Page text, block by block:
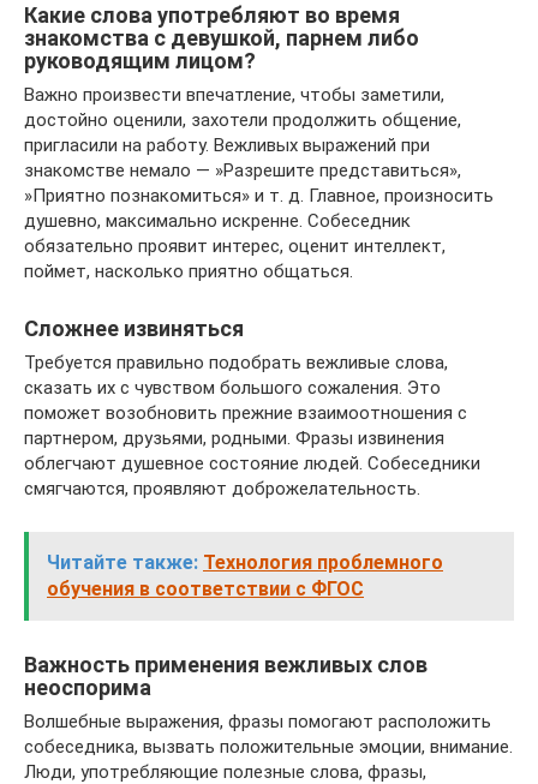
Какие слова употребляют во время
знакомства с девушкой, парнем либо
руководящим лицом?
Важно произвести впечатление, чтобы заметили,
достойно оценили, захотели продолжить общение,
пригласили на работу. Вежливых выражений при
знакомстве немало — »Разрешите представиться»,
»Приятно познакомиться» и т. д. Главное, произносить
душевно, максимально искренне. Собеседник
обязательно проявит интерес, оценит интеллект,
поймет, насколько приятно общаться.
Сложнее извиняться
Требуется правильно подобрать вежливые слова,
сказать их с чувством большого сожаления. Это
поможет возобновить прежние взаимоотношения с
партнером, друзьями, родными. Фразы извинения
облегчают душевное состояние людей. Собеседники
смягчаются, проявляют доброжелательность.
Читайте также: Технология проблемного
обучения в соответствии с ФГОС
Важность применения вежливых слов
неоспорима
Волшебные выражения, фразы помогают расположить
собеседника, вызвать положительные эмоции, внимание.
Люди, употребляющие полезные слова, фразы,